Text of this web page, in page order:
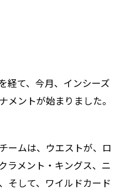
経て、今月、インシーズ
メントが始まりました。
ームは、ウエストが、ロ
ラメント・キングス、ニ
そして、ワイルドカード